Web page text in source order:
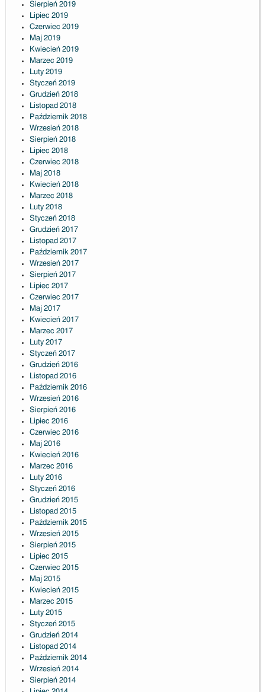
Sierpień 2019
Lipiec 2019
Czerwiec 2019
Maj 2019
Kwiecień 2019
Marzec 2019
Luty 2019
Styczeń 2019
Grudzień 2018
Listopad 2018
Październik 2018
Wrzesień 2018
Sierpień 2018
Lipiec 2018
Czerwiec 2018
Maj 2018
Kwiecień 2018
Marzec 2018
Luty 2018
Styczeń 2018
Grudzień 2017
Listopad 2017
Październik 2017
Wrzesień 2017
Sierpień 2017
Lipiec 2017
Czerwiec 2017
Maj 2017
Kwiecień 2017
Marzec 2017
Luty 2017
Styczeń 2017
Grudzień 2016
Listopad 2016
Październik 2016
Wrzesień 2016
Sierpień 2016
Lipiec 2016
Czerwiec 2016
Maj 2016
Kwiecień 2016
Marzec 2016
Luty 2016
Styczeń 2016
Grudzień 2015
Listopad 2015
Październik 2015
Wrzesień 2015
Sierpień 2015
Lipiec 2015
Czerwiec 2015
Maj 2015
Kwiecień 2015
Marzec 2015
Luty 2015
Styczeń 2015
Grudzień 2014
Listopad 2014
Październik 2014
Wrzesień 2014
Sierpień 2014